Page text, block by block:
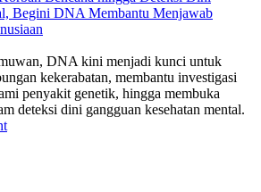
Begini DNA Membantu Menjawab
DNA kini menjadi kunci untuk
kekerabatan, membantu investigasi
penyakit genetik, hingga membuka
deteksi dini gangguan kesehatan mental.